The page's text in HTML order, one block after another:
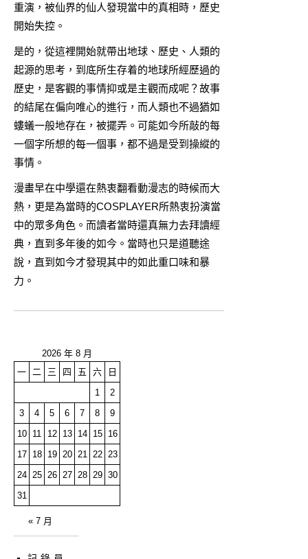
重演，被仙界的仙人發現當中的真相時，歷史
開始失控。
是的，從這裡開始就帶出地球、歷史、人類的
起源的思考，到底所生存着的地球所經歷過的
歷史，是客觀的事情抑或是主觀而成呢？故事
的結尾在偏向唯心的進行，而人類也不過猶如
螻蟻一般地存在，被擺弄。可能如今所敲的每
一個字所想的每一個事，都不過是受到操縱的
事情。
漫畫早在中學還在熱衷翻看動漫志的時候而大
熱，更是為當時的COSPLAYER所熱衷扮演當
中的眾多角色。而讀者當時還真無力去拜讀經
典，直到多年後的如今。當時也只是道聽途
說，直到如今才發現其中的如此重口味和暴
力。
2026 年 8 月
一
二 三 四 五 六
日
1
2
3
4 5 6 7 8
9
10
11 12 13 14 15
16
17
18 19 20 21 22
23
24
25 26 27 28 29 30
31
« 7 月